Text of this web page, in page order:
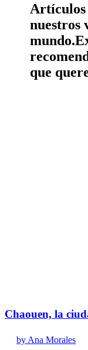
Artículos
nuestros
mundo.
que
Chaouen, la
by Ana Morales